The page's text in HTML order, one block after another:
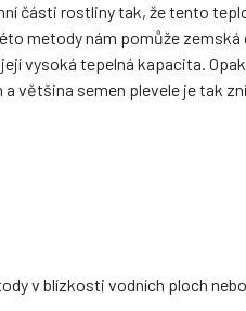
části rostliny tak, že tento
metody nám pomůže
vysoká tepelná kapacita.
a většina semen plevele je tak
v blízkosti vodních ploch